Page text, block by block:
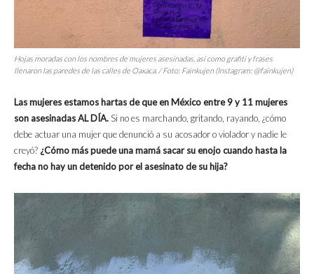
Hojas moradas con los nombres de mujeres asesinadas, así como grafiti y frases
llenaron las paredes de las calles de Oaxaca. / Foto: Fainkujen (Instagram: @fainkujen)
Las mujeres estamos hartas de que en México entre 9 y 11 mujeres
son asesinadas AL DÍA. Si no es marchando, gritando, rayando, ¿cómo
debe actuar una mujer que denunció a su acosador o violador y nadie le
creyó? ¿Cómo más puede una mamá sacar su enojo cuando hasta la
fecha no hay un detenido por el asesinato de su hija?